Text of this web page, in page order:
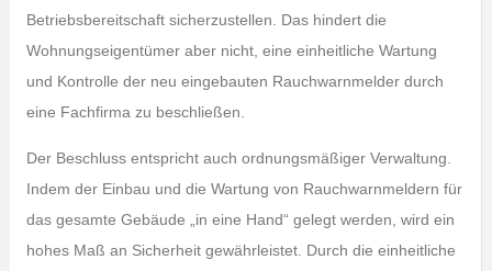
Betriebsbereitschaft sicherzustellen. Das hindert die
Wohnungseigentümer aber nicht, eine einheitliche Wartung
und Kontrolle der neu eingebauten Rauchwarnmelder durch
eine Fachfirma zu beschließen.
Der Beschluss entspricht auch ordnungsmäßiger Verwaltung.
Indem der Einbau und die Wartung von Rauchwarnmeldern für
das gesamte Gebäude „in eine Hand“ gelegt werden, wird ein
hohes Maß an Sicherheit gewährleistet. Durch die einheitliche